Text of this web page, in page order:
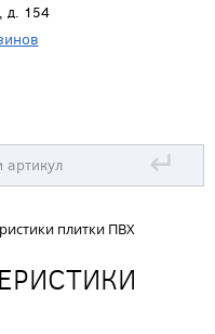
д. 154
↵
плитки ПВХ